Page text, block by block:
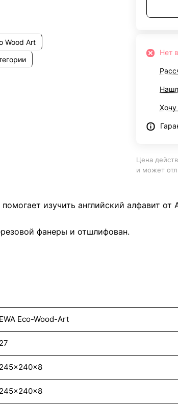
Wood Art
Нет
Цена
и может
изучить английский алфавит от
фанеры и отшлифован.
EWA Eco-Wood-Art
27
245x240x8
245x240x8